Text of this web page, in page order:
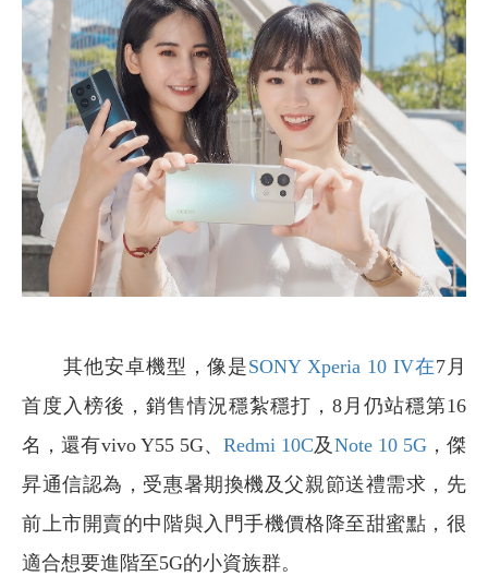
其他安卓機型，像是SONY Xperia 10 IV在7月
首度入榜後，銷售情況穩紮穩打，8月仍站穩第16
名，還有vivo Y55 5G、Redmi 10C及 Note 10 5G，傑
昇通信認為，受惠暑期換機及父親節送禮需求，先
前上市開賣的中階與入門手機價格降至甜蜜點，很
適合想要進階至5G的小資族群。